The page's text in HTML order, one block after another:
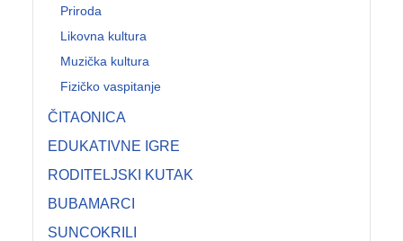
Priroda
Likovna kultura
Muzička kultura
Fizičko vaspitanje
ČITAONICA
EDUKATIVNE IGRE
RODITELJSKI KUTAK
BUBAMARCI
SUNCOKRILI